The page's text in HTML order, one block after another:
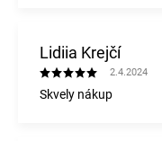
Lidiia Krejčí
2.4.2024
Skvely nákup